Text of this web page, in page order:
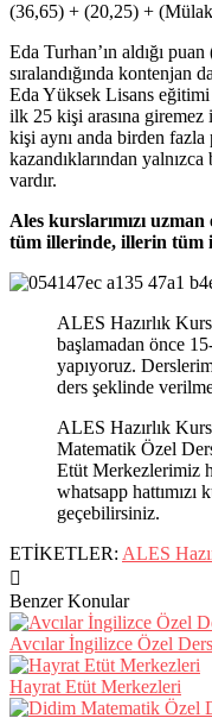
(36,65) + (20,25) +
Eda Turhan’ın aldığı
sıralandığında kontenjan
Eda Yüksek Lisans eğitimi
ilk 25 kişi arasına
kişi aynı anda birden
kazandıklarından
vardır.
Ales kurslarımızı
tüm illerinde, illerin tüm
ALES Hazırlık
başlamadan önce
yapıyoruz.
ders şeklinde
ALES Hazırlık
Matematik Özel
Etüt Merkezlerimiz
whatsapp
geçebilirsiniz.
ETİKETLER: ALES
Benzer Konular
Avcılar İngilizce Özel Ders
Hayrat Etüt Merkezleri